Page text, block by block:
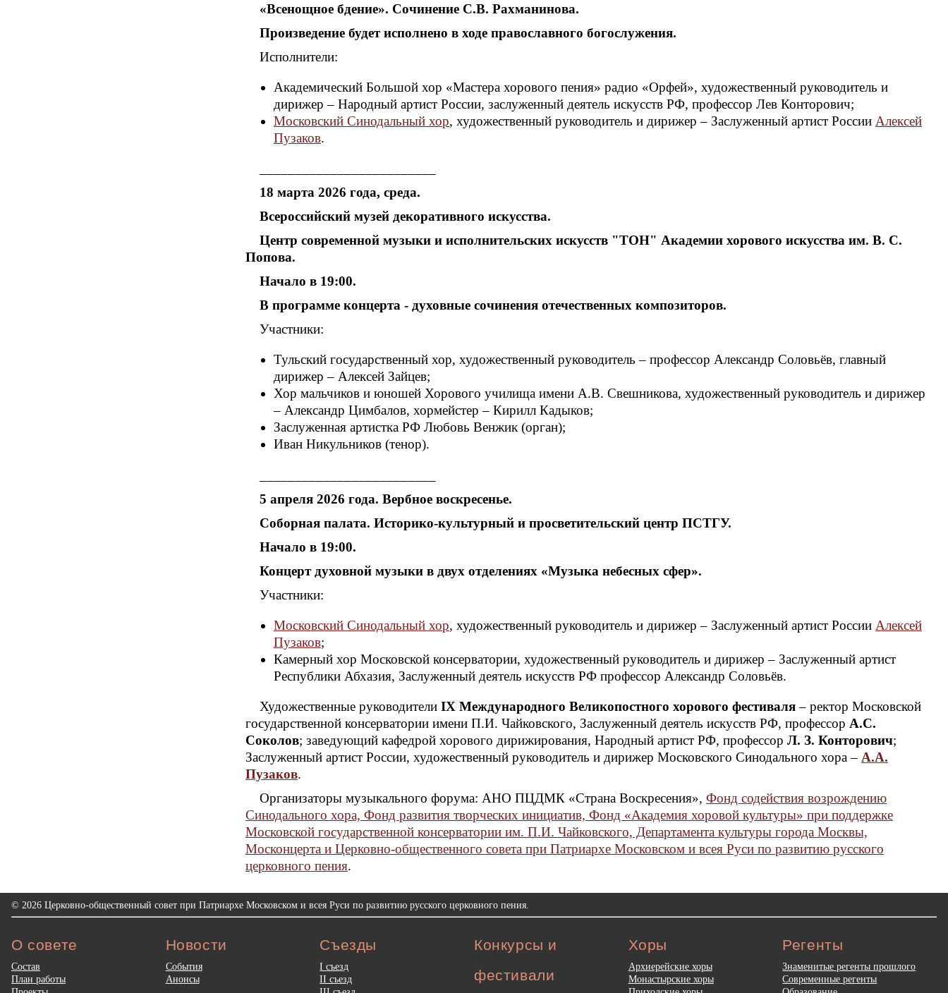
«Всенощное бдение». Сочинение С.В. Рахманинова.
Произведение будет исполнено в ходе православного богослужения.
Исполнители:
Академический Большой хор «Мастера хорового пения» радио «Орфей», художественный руководитель и
дирижер – Народный артист России, заслуженный деятель искусств РФ, профессор Лев Конторович;
Московский Синодальный хор, художественный руководитель и дирижер – Заслуженный артист России Алексей
Пузаков.
18 марта 2026 года, среда.
Всероссийский музей декоративного искусства.
Центр современной музыки и исполнительских искусств "ТОН" Академии хорового искусства им. В. С.
Попова.
Начало в 19:00.
В программе концерта - духовные сочинения отечественных композиторов.
Участники:
Тульский государственный хор, художественный руководитель – профессор Александр Соловьёв, главный
дирижер – Алексей Зайцев;
Хор мальчиков и юношей Хорового училища имени А.В. Свешникова, художественный руководитель и дирижер
– Александр Цимбалов, хормейстер – Кирилл Кадыков;
Заслуженная артистка РФ Любовь Венжик (орган);
Иван Никульников (тенор).
5 апреля 2026 года. Вербное воскресенье.
Соборная палата. Историко-культурный и просветительский центр ПСТГУ.
Начало в 19:00.
Концерт духовной музыки в двух отделениях «Музыка небесных сфер».
Участники:
Московский Синодальный хор, художественный руководитель и дирижер – Заслуженный артист России Алексей
Пузаков;
Камерный хор Московской консерватории, художественный руководитель и дирижер – Заслуженный артист
Республики Абхазия, Заслуженный деятель искусств РФ профессор Александр Соловьёв.
Художественные руководители IX Международного Великопостного хорового фестиваля– ректор Московской
государственной консерватории имени П.И. Чайковского, Заслуженный деятель искусств РФ, профессор А.С.
Соколов; заведующий кафедрой хорового дирижирования, Народный артист РФ, профессор Л. З. Конторович;
Заслуженный артист России, художественный руководитель и дирижер Московского Синодального хора – А.А.
Пузаков.
Организаторы музыкального форума: АНО ПЦДМК «Страна Воскресения», Фонд содействия возрождению
Синодального хора, Фонд развития творческих инициатив, Фонд «Академия хоровой культуры» при поддержке
Московской государственной консерватории им. П.И. Чайковского, Департамента культуры города Москвы,
Москонцерта и Церковно-общественного совета при Патриархе Московском и всея Руси по развитию русского
церковного пения.
© 2026 Церковно-общественный совет при Патриархе Московском и всея Руси по развитию русского церковного пения.
О совете
Состав
План работы
Новости
События
Анонсы
Съезды
I съезд
II съезд
Конкурсы и
фестивали
Хоры
Архиерейские хоры
Монастырские хоры
Регенты
Знаменитые регенты прошлого
Современные регенты